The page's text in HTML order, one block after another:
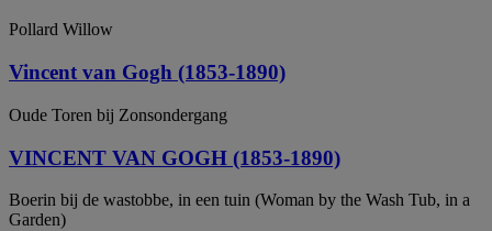
Pollard Willow
Vincent van Gogh (1853-1890)
Oude Toren bij Zonsondergang
VINCENT VAN GOGH (1853-1890)
Boerin bij de wastobbe, in een tuin (Woman by the Wash Tub, in a
Garden)